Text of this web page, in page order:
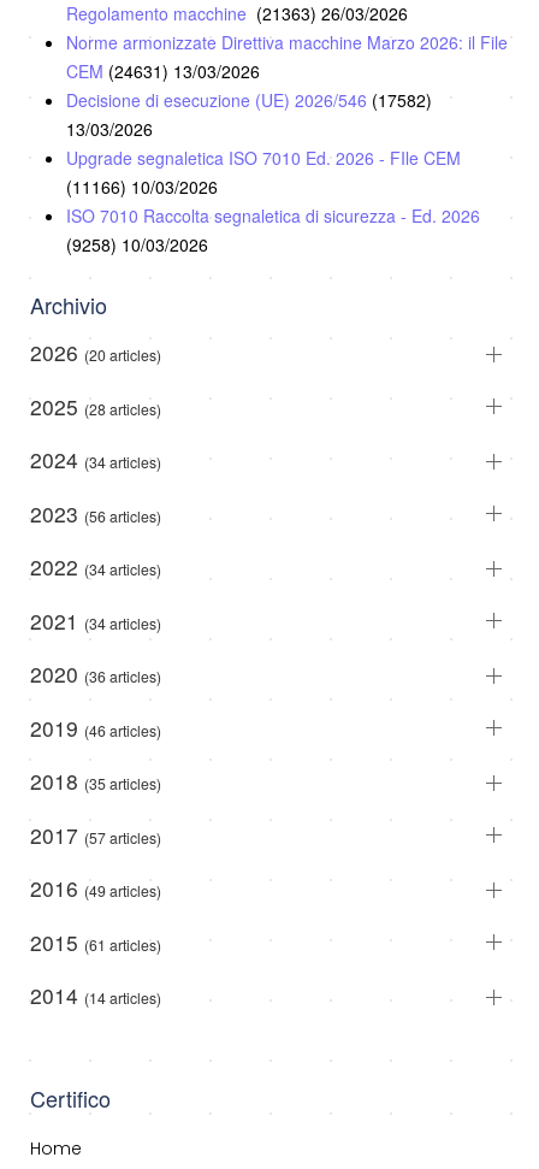
Regolamento macchine (21363) 26/03/2026
Norme armonizzate Direttiva macchine Marzo 2026: il File
CEM (24631) 13/03/2026
Decisione di esecuzione (UE) 2026/546 (17582)
13/03/2026
Upgrade segnaletica ISO 7010 Ed. 2026 - FIle CEM
(11166) 10/03/2026
ISO 7010 Raccolta segnaletica di sicurezza - Ed. 2026
(9258) 10/03/2026
Archivio
2026 (20 articles)
2025 (28 articles)
2024 (34 articles)
2023 (56 articles)
2022 (34 articles)
2021 (34 articles)
2020 (36 articles)
2019 (46 articles)
2018 (35 articles)
2017 (57 articles)
2016 (49 articles)
2015 (61 articles)
2014 (14 articles)
Certifico
Home